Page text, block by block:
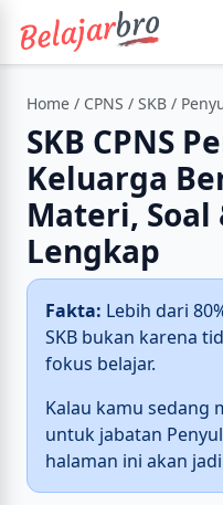
Home / CPNS / SKB /
SKB CPNS
Keluarga
Materi, Soal
Lengkap
Fakta: Lebih dari
SKB bukan karena
fokus belajar.
Kalau kamu sedang
untuk jabatan
halaman ini akan